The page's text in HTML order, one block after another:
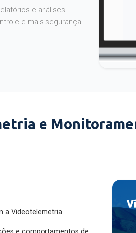
e análises
e mais segurança
e
Videotelemetria.
e comportamentos de